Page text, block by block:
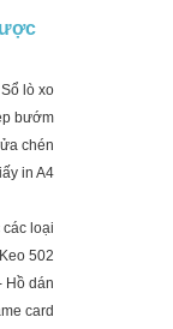
lò xo
bướm
chén
in A4
các loại
502
Hồ dán
card